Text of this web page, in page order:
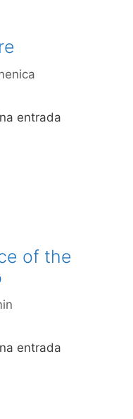
entrada
of the
entrada